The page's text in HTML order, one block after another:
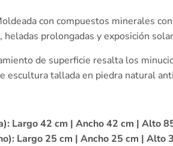
con compuestos minerales
prolongadas y exposición
de superficie resalta los
escultura tallada en piedra natural
Largo 42 cm | Ancho 42 cm | Alto
Largo 25 cm | Ancho 25 cm | Alto